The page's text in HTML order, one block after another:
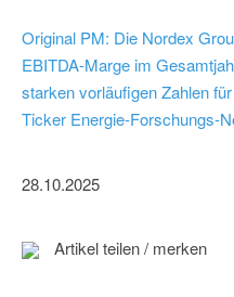
Original PM: Die Nordex
EBITDA-Marge im
starken vorläufigen Zahlen
Ticker Energie-Forschungs-
28.10.2025
Artikel teilen / merken